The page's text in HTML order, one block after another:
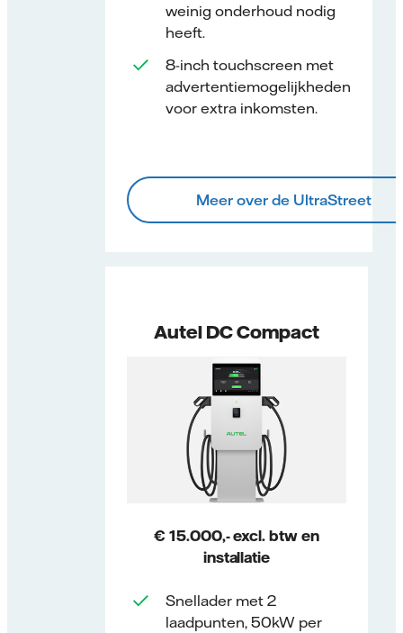
weinig onderhoud nodig
heeft.
8-inch touchscreen met
advertentiemogelijkheden
voor extra inkomsten.
Meer over de UltraStreet
Autel DC Compact
€ 15.000,- excl. btw en
installatie
Snellader met 2
laadpunten, 50kW per